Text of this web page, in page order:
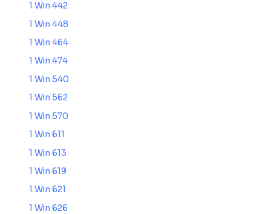
1 Win 442
1 Win 448
1 Win 464
1 Win 474
1 Win 540
1 Win 562
1 Win 570
1 Win 611
1 Win 613
1 Win 619
1 Win 621
1 Win 626